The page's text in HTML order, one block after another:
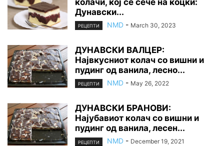
колачи, кој се сече на коцки:
Дунавски...
РЕЦЕПТИ NMD - March 30, 2023
ДУНАВСКИ ВАЛЦЕР:
Највкусниот колач со вишни и
пудинг од ванила, лесно...
РЕЦЕПТИ NMD - May 26, 2022
ДУНАВСКИ БРАНОВИ:
Најубавиот колач со вишни и
пудинг од ванила, лесен...
РЕЦЕПТИ NMD - December 19, 2021